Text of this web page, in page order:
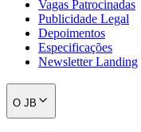
Vagas Patrocinadas
Publicidade Legal
Depoimentos
Especificações
Newsletter Landing
O JB